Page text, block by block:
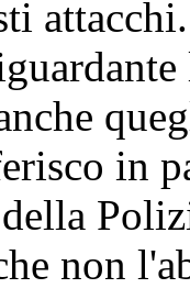
in
non